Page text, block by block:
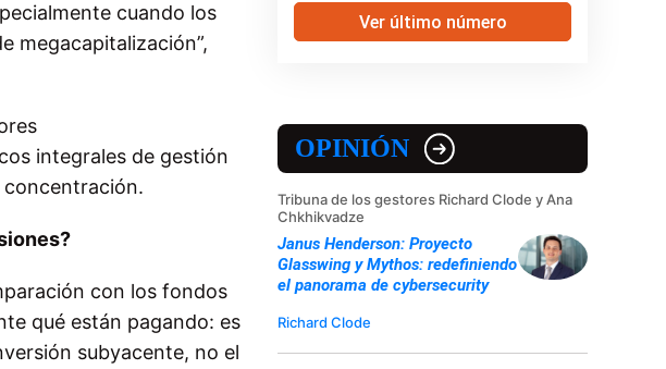
cuando los
megacapitalización”,
integrales de gestión
concentración.
con los fondos
qué están pagando: es
subyacente, no el
Ver último número
OPINIÓN
Tribuna de los gestores Richard Clode y Ana
Chkhikvadze
Janus Henderson: Proyecto
Glasswing y Mythos: redefiniendo
el panorama de cybersecurity
Richard Clode